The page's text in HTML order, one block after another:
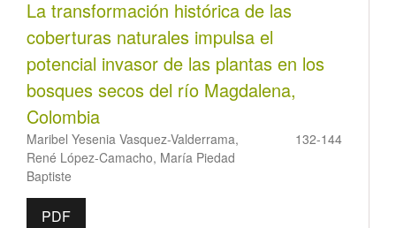
La transformación histórica de las
coberturas naturales impulsa el
potencial invasor de las plantas en los
bosques secos del río Magdalena,
Colombia
Maribel Yesenia Vasquez-Valderrama,
René López-Camacho, María Piedad
Baptiste
132-144
PDF